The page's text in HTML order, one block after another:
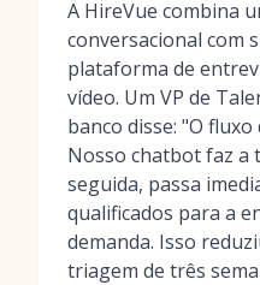
A HireVue combina
conversacional com
plataforma de
vídeo. Um VP de
banco disse: "O
Nosso chatbot faz a
seguida, passa
qualificados para a
demanda. Isso
triagem de três